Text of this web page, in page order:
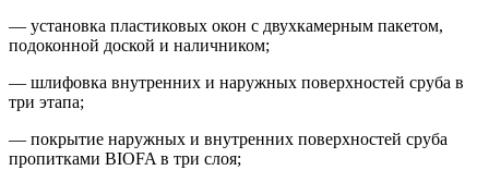
— установка пластиковых окон с двухкамерным пакетом,
подоконной доской и наличником;
— шлифовка внутренних и наружных поверхностей сруба в
три этапа;
— покрытие наружных и внутренних поверхностей сруба
пропитками BIOFA в три слоя;